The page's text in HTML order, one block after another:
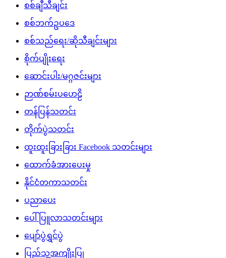
စစ်ချီသီချင်း
စစ်ဘက်ဥပဒေ
စစ်သည်ရေး/ဆိုသီချင်းများ
စိုက်ပျိုးရေး
ဆောင်းပါး/မဂ္ဂဇင်းများ
ဉာဏ်စမ်းပဟေဠိ
တန်ပြန်သတင်း
တိုက်ပွဲသတင်း
ထူးထူးခြားခြား Facebook သတင်းများ
ထောက်ခံအားပေးမှု
နိုင်ငံတကာသတင်း
ပညာပေး
ပေါ်ပြူလာသတင်းများ
ပျော်ပွဲရွှင်ပွဲ
ပြည်သူ့အကျိုးပြု